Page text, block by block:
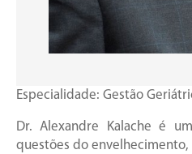
Especialidade: Gestão
Dr. Alexandre Kalache é
questões do